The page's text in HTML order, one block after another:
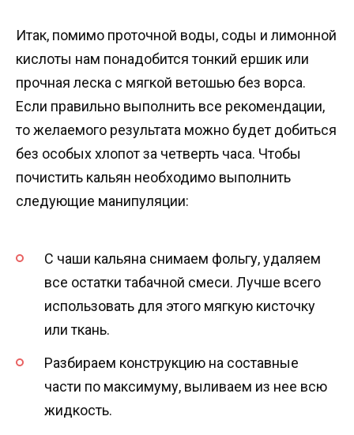
Итак, помимо проточной воды, соды и лимонной
кислоты нам понадобится тонкий ершик или
прочная леска с мягкой ветошью без ворса.
Если правильно выполнить все рекомендации,
то желаемого результата можно будет добиться
без особых хлопот за четверть часа. Чтобы
почистить кальян необходимо выполнить
следующие манипуляции:
С чаши кальяна снимаем фольгу, удаляем
все остатки табачной смеси. Лучше всего
использовать для этого мягкую кисточку
или ткань.
Разбираем конструкцию на составные
части по максимуму, выливаем из нее всю
жидкость.